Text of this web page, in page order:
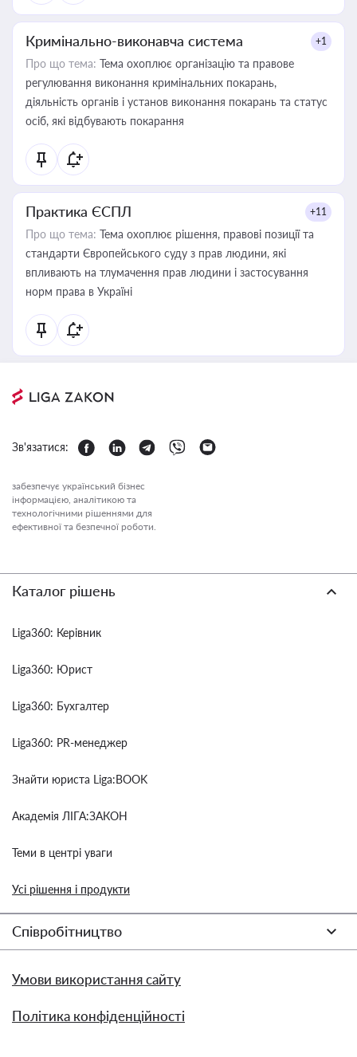
Кримінально-виконавча система +1
Про що тема: Тема охоплює організацію та правове
регулювання виконання кримінальних покарань,
діяльність органів і установ виконання покарань та статус
осіб, які відбувають покарання
Практика ЄСПЛ +11
Про що тема: Тема охоплює рішення, правові позиції та
стандарти Європейського суду з прав людини, які
впливають на тлумачення прав людини і застосування
норм права в Україні
Зв'язатися:
забезпечує український бізнес
інформацією, аналітикою та
технологічними рішеннями для
ефективної та безпечної роботи.
Каталог рішень
Liga360: Керівник
Liga360: Юрист
Liga360: Бухгалтер
Liga360: PR-менеджер
Знайти юриста Liga:BOOK
Академія ЛІГА:ЗАКОН
Теми в центрі уваги
Усі рішення і продукти
Співробітництво
Умови використання сайту
Політика конфіденційності